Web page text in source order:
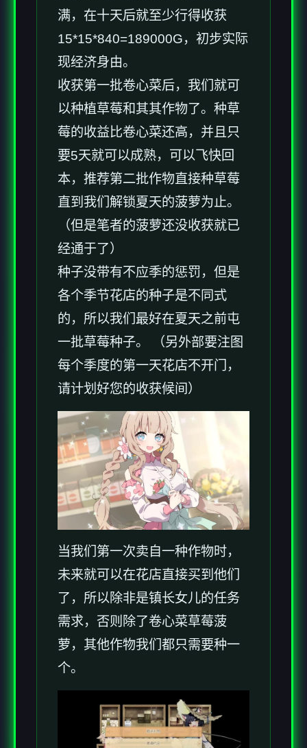
满，在十天后就至少行得收获
15*15*840=189000G，初步实际
现经济身由。
收获第一批卷心菜后，我们就可
以种植草莓和其其作物了。种草
莓的收益比卷心菜还高，并且只
要5天就可以成熟，可以飞快回
本，推荐第二批作物直接种草莓
直到我们解锁夏天的菠萝为止。
（但是笔者的菠萝还没收获就已
经通于了）
种子没带有不应季的惩罚，但是
各个季节花店的种子是不同式
的，所以我们最好在夏天之前屯
一批草莓种子。 （另外部要注图
每个季度的第一天花店不开门，
请计划好您的收获候间）
当我们第一次卖自一种作物时，
未来就可以在花店直接买到他们
了，所以除非是镇长女儿的任务
需求，否则除了卷心菜草莓菠
萝，其他作物我们都只需要种一
个。